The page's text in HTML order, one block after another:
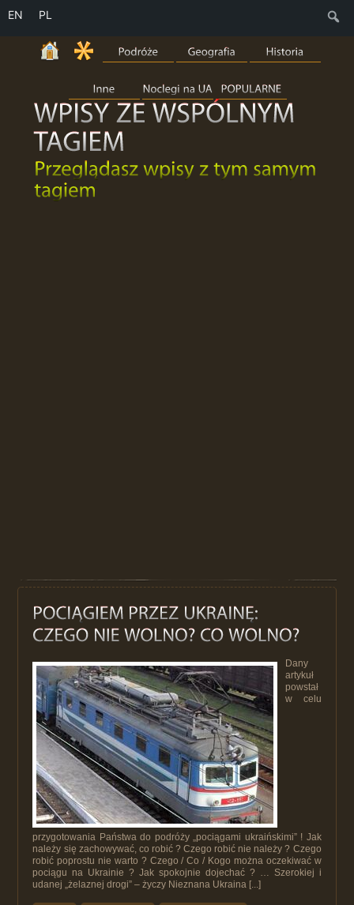
Dany
artykuł
powstał
w celu
przygotowania Państwa do podróży „pociągami ukraińskimi” ! Jak
należy się zachowywać, co robić ? Czego robić nie należy ? Czego
robić poprostu nie warto ? Czego / Co / Kogo można oczekiwać w
pociągu na Ukrainie ? Jak spokojnie dojechać ? … Szerokiej i
udanej „żelaznej drogi” – życzy Nieznana Ukraina [...]
EN PL